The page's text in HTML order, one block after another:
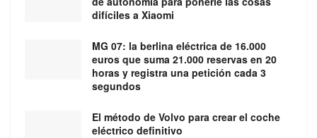
difíciles a Xiaomi
MG 07: la berlina eléctrica de 16.000
euros que suma 21.000 reservas en 20
horas y registra una petición cada 3
segundos
El método de Volvo para crear el coche
eléctrico definitivo